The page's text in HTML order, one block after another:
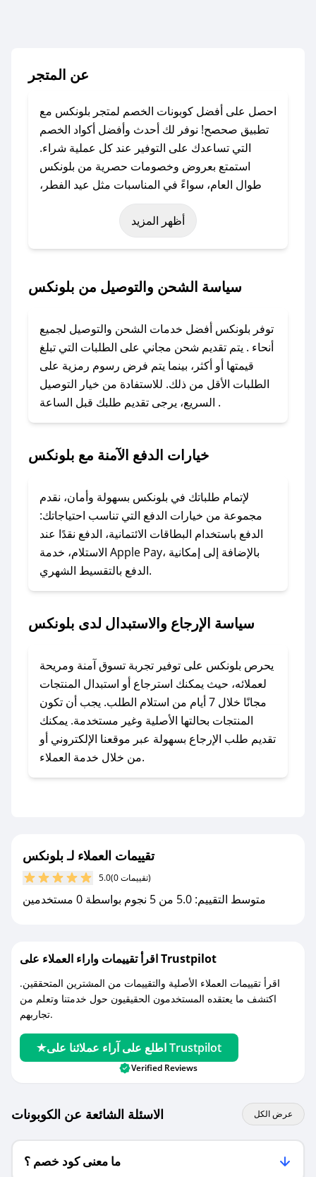
عن المتجر
احصل على أفضل كوبونات الخصم لمتجر بلونكس مع
تطبيق صحصح! نوفر لك أحدث وأفضل أكواد الخصم
التي تساعدك على التوفير عند كل عملية شراء.
استمتع بعروض وخصومات حصرية من بلونكس
طوال العام، سواءً في المناسبات مثل عيد الفطر،
عيد الأضحى، الجمعة البيضاء (شهر نوفمبر)، رمضان،
اليوم الوطني، يوم التأسيس، أو حتى عروض خاصة
باستخدام تطبيق صحصح، يمكنك العثور بسهولة على
تواصل معنا عبر تويتر أو البريد الإلكتروني لإضافته
بسرعة.
### كيفية استخدام كود خصم بلونكس؟
1. انسخ كود الخصم من تطبيق صحصح.
2. الصقه في خانة الدفع عند التسوق من بلونكس.
### ماذا أفعل إذا لم يعمل كود الخصم؟
الرسائل الخاصة على تويتر أو البريد الإلكتروني،
وسنقوم بحل المشكلة في أسرع وقت ممكن.
### ماذا أفعل إذا لم أجد كود خصم لمتجري
المفضل؟
في حال عدم توفر كوبونات لمتجرك المفضل، يمكنك
أسرع وقت ممكن.
### كيف تحصل على كوبونات خصم حصرية من
بلونكس؟
للحصول على كوبونات وخصومات حصرية، قم بما
يلي:
- اضغط على أيقونة متابعة لمتجر بلونكس في تطبيق
صحصح.
مع صحصح، تسوق بذكاء ووفّر على كل مشترياتك مع
أظهر المزيد
سياسة الشحن والتوصيل من بلونكس
توفر بلونكس أفضل خدمات الشحن والتوصيل لجميع
أنحاء . يتم تقديم شحن مجاني على الطلبات التي تبلغ
قيمتها أو أكثر، بينما يتم فرض رسوم رمزية على
الطلبات الأقل من ذلك. للاستفادة من خيار التوصيل
السريع، يرجى تقديم طلبك قبل الساعة .
خيارات الدفع الآمنة مع بلونكس
لإتمام طلباتك في بلونكس بسهولة وأمان، نقدم
مجموعة من خيارات الدفع التي تناسب احتياجاتك:
الدفع باستخدام البطاقات الائتمانية، الدفع نقدًا عند
الاستلام، خدمة Apple Pay، بالإضافة إلى إمكانية
الدفع بالتقسيط الشهري.
سياسة الإرجاع والاستبدال لدى بلونكس
يحرص بلونكس على توفير تجربة تسوق آمنة ومريحة
لعملائه، حيث يمكنك استرجاع أو استبدال المنتجات
مجانًا خلال 7 أيام من استلام الطلب. يجب أن تكون
المنتجات بحالتها الأصلية وغير مستخدمة. يمكنك
تقديم طلب الإرجاع بسهولة عبر موقعنا الإلكتروني أو
من خلال خدمة العملاء.
تقييمات العملاء لـ بلونكس
5.0 (0 تقييمات)
متوسط التقييم: 5.0 من 5 نجوم بواسطة 0 مستخدمين
اقرأ تقييمات واراء العملاء على Trustpilot
اقرأ تقييمات العملاء الأصلية والتقييمات من المشترين المتحققين.
اكتشف ما يعتقده المستخدمون الحقيقيون حول خدمتنا وتعلم من
تجاربهم.
اطلع على آراء عملائنا على Trustpilot
Verified Reviews
الاسئلة الشائعة عن الكوبونات عرض الكل
ما معنى كود خصم ؟